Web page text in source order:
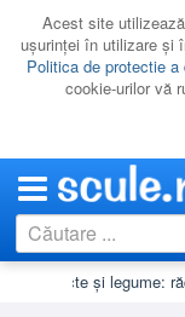
Acest site
uşurinţei în utilizare şi
Politica de protectie a
cookie-urilor vă
CATEGORII
de fructe și legume: